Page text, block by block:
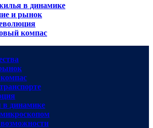
в динамике
и рынок
компас
динамике